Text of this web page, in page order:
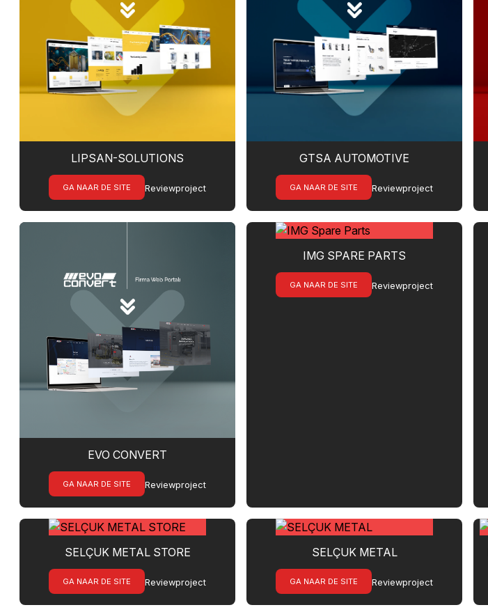
LIPSAN-SOLUTIONS
GA NAAR DE SITE Reviewproject
GTSA AUTOMOTIVE
GA NAAR DE SITE Reviewproject
EVO CONVERT
GA NAAR DE SITE Reviewproject
IMG SPARE PARTS
GA NAAR DE SITE Reviewproject
SELÇUK METAL STORE
GA NAAR DE SITE Reviewproject
SELÇUK METAL
GA NAAR DE SITE Reviewproject